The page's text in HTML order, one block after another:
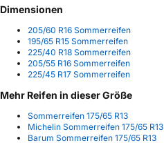
Dimensionen
205/60 R16 Sommerreifen
195/65 R15 Sommerreifen
225/40 R18 Sommerreifen
205/55 R16 Sommerreifen
225/45 R17 Sommerreifen
Mehr Reifen in dieser Größe
Sommerreifen 175/65 R13
Michelin Sommerreifen 175/65 R13
Barum Sommerreifen 175/65 R13